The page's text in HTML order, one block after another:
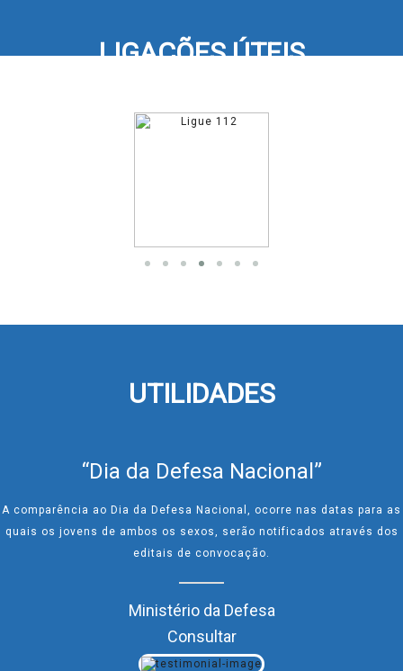
LIGAÇÕES ÚTEIS
UTILIDADES
“Dia da Defesa Nacional”
A comparência ao Dia da Defesa Nacional, ocorre nas datas para as
quais os jovens de ambos os sexos, serão notificados através dos
editais de convocação.
Ministério da Defesa
Consultar